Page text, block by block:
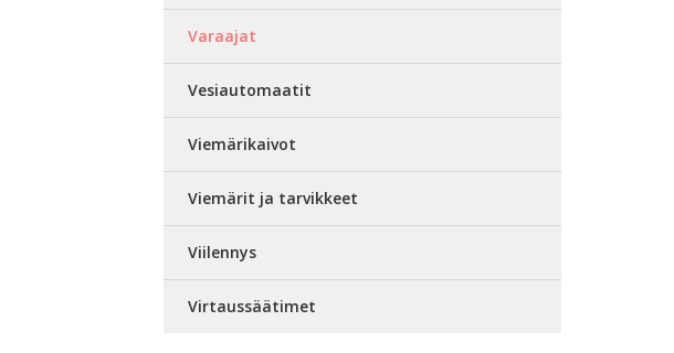
Varaajat
Vesiautomaatit
Viemärikaivot
Viemärit ja tarvikkeet
Viilennys
Virtaussäätimet